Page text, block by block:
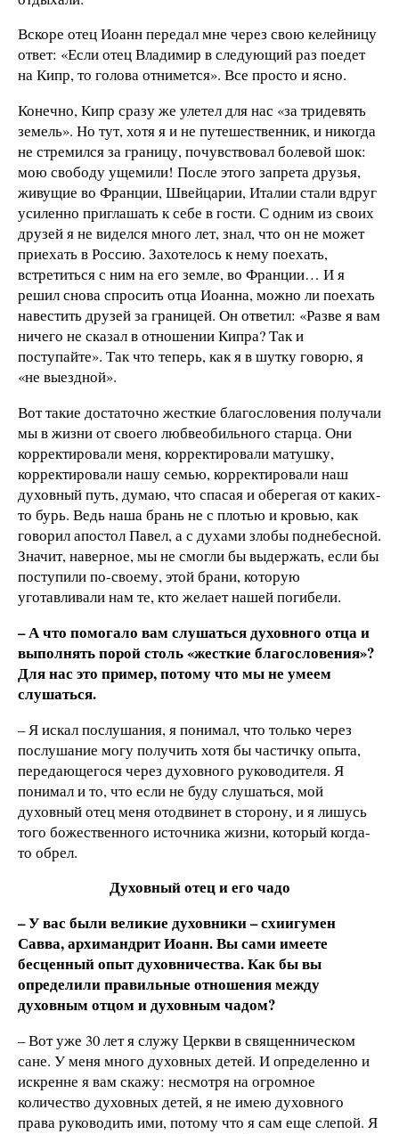
Вскоре отец Иоанн передал мне через свою келейницу
ответ: «Если отец Владимир в следующий раз поедет
на Кипр, то голова отнимется». Все просто и ясно.
Конечно, Кипр сразу же улетел для нас «за тридевять
земель». Но тут, хотя я и не путешественник, и никогда
не стремился за границу, почувствовал болевой шок:
мою свободу ущемили! После этого запрета друзья,
живущие во Франции, Швейцарии, Италии стали вдруг
усиленно приглашать к себе в гости. С одним из своих
друзей я не виделся много лет, знал, что он не может
приехать в Россию. Захотелось к нему поехать,
встретиться с ним на его земле, во Франции… И я
решил снова спросить отца Иоанна, можно ли поехать
навестить друзей за границей. Он ответил: «Разве я вам
ничего не сказал в отношении Кипра? Так и
поступайте». Так что теперь, как я в шутку говорю, я
«не выездной».
Вот такие достаточно жесткие благословения получали
мы в жизни от своего любвеобильного старца. Они
корректировали меня, корректировали матушку,
корректировали нашу семью, корректировали наш
духовный путь, думаю, что спасая и оберегая от каких-
то бурь. Ведь наша брань не с плотью и кровью, как
говорил апостол Павел, а с духами злобы поднебесной.
Значит, наверное, мы не смогли бы выдержать, если бы
поступили по-своему, этой брани, которую
уготавливали нам те, кто желает нашей погибели.
– А что помогало вам слушаться духовного отца и
выполнять порой столь «жесткие благословения»?
Для нас это пример, потому что мы не умеем
слушаться.
– Я искал послушания, я понимал, что только через
послушание могу получить хотя бы частичку опыта,
передающегося через духовного руководителя. Я
понимал и то, что если не буду слушаться, мой
духовный отец меня отодвинет в сторону, и я лишусь
того божественного источника жизни, который когда-
то обрел.
Духовный отец и его чадо
– У вас были великие духовники – схиигумен
Савва, архимандрит Иоанн. Вы сами имеете
бесценный опыт духовничества. Как бы вы
определили правильные отношения между
духовным отцом и духовным чадом?
– Вот уже 30 лет я служу Церкви в священническом
сане. У меня много духовных детей. И определенно и
искренне я вам скажу: несмотря на огромное
количество духовных детей, я не имею духовного
права руководить ими, потому что я сам еще слепой. Я